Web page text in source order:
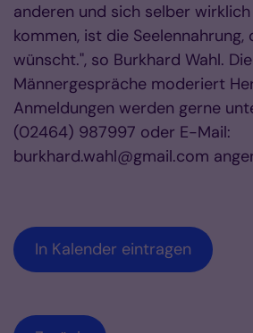
anderen und sich selber
kommen, ist die Seelennahrung,
wünscht.", so Burkhard Wahl. Die
Männergespräche moderiert
Anmeldungen werden gerne
(02464) 987997 oder E-Mail:
burkhard.wahl@gmail.com
In Kalender eintragen